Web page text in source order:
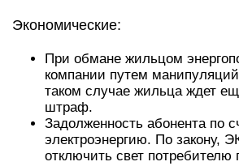
Экономические:
При обмане жильцом
компании путем
таком случае жильца ждет
штраф.
Задолженность абонента по
электроэнергию. По закону,
отключить свет потребителю